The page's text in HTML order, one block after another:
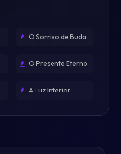
O Sorriso de Buda
O Presente Eterno
A Luz Interior